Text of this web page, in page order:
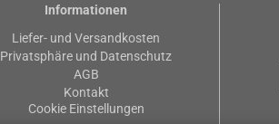
Informationen
Liefer- und Versandkosten
Privatsphäre und Datenschutz
AGB
Kontakt
Cookie Einstellungen